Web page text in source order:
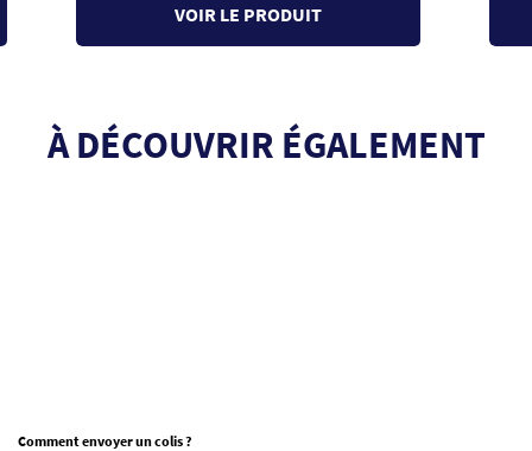
VOIR LE PRODUIT
À DÉCOUVRIR ÉGALEMENT
Comment envoyer un colis ?